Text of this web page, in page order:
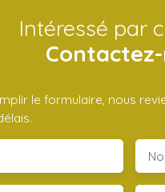
Intéressé par
le formulaire, nous